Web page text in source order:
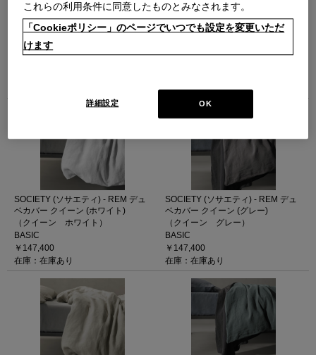
SOCIETY (ソサエティ) - REM デュ
（キング 202 MASTICE）
SOCIETY (ソサエティ) - REM デュ
在庫：在庫あり
SOCIETY (ソサエティ) - REM デュ
ベカバー クイーン (ホワイト)
（クイーン ホワイト）
BASIC
￥147,400
在庫：在庫あり
SOCIETY (ソサエティ) - REM デュ
ベカバー クイーン (グレー)
（クイーン グレー）
BASIC
￥147,400
在庫：在庫あり
これらの利用条件に同意したものとみなされます。
「Cookieポリシー」のページでいつでも設定を変更いただ
けます
OK
詳細設定